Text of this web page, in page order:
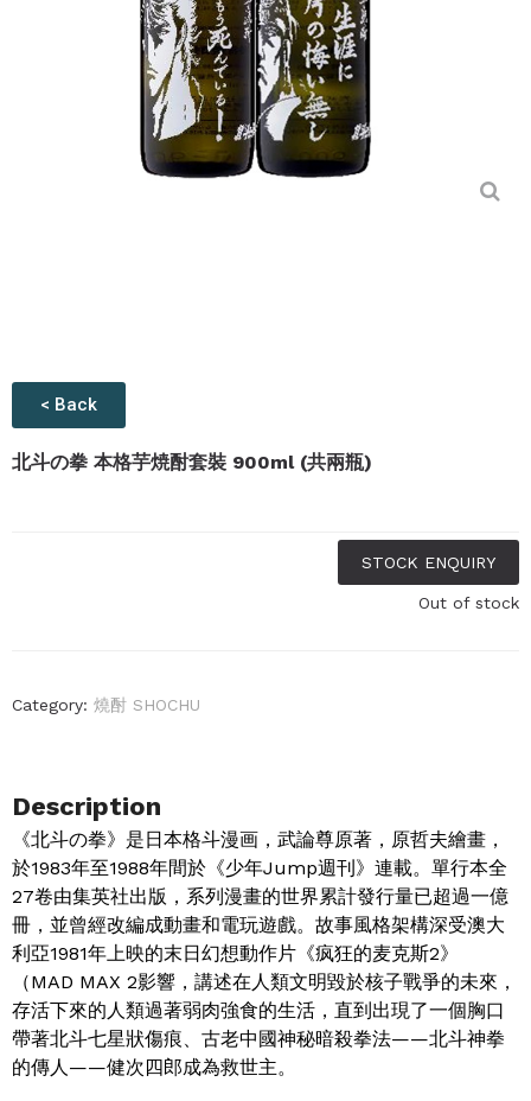
< Back
北斗の拳 本格芋焼酎套裝 900ml (共兩瓶)
STOCK ENQUIRY
Out of stock
Category: 燒酎 SHOCHU
Description
《北斗の拳》是日本格斗漫画，武論尊原著，原哲夫繪畫，
於1983年至1988年間於《少年Jump週刊》連載。單行本全
27卷由集英社出版，系列漫畫的世界累計發行量已超過一億
冊，並曾經改編成動畫和電玩遊戲。故事風格架構深受澳大
利亞1981年上映的末日幻想動作片《疯狂的麦克斯2》
（MAD MAX 2影響，講述在人類文明毀於核子戰爭的未來，
存活下來的人類過著弱肉強食的生活，直到出現了一個胸口
帶著北斗七星狀傷痕、古老中國神秘暗殺拳法——北斗神拳
的傳人——健次四郎成為救世主。